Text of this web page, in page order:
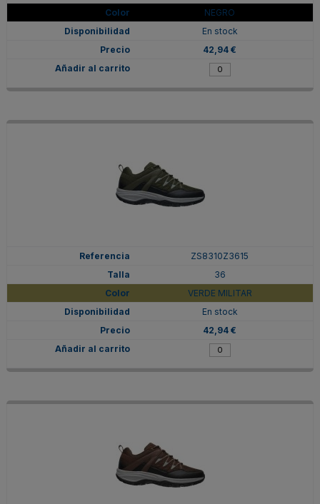
NEGRO
En stock
42,94 €
ZS8310Z3615
36
VERDE MILITAR
En stock
42,94 €